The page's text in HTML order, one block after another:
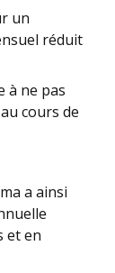
un
réduit
à ne pas
cours de
a ainsi
et en